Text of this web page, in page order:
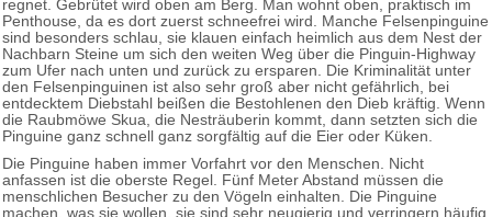
regnet. Gebrütet wird oben am Berg. Man wohnt oben, praktisch im
Penthouse, da es dort zuerst schneefrei wird. Manche Felsenpinguine
sind besonders schlau, sie klauen einfach heimlich aus dem Nest der
Nachbarn Steine um sich den weiten Weg über die Pinguin-Highway
zum Ufer nach unten und zurück zu ersparen. Die Kriminalität unter
den Felsenpinguinen ist also sehr groß aber nicht gefährlich, bei
entdecktem Diebstahl beißen die Bestohlenen den Dieb kräftig. Wenn
die Raubmöwe Skua, die Nesträuberin kommt, dann setzten sich die
Pinguine ganz schnell ganz sorgfältig auf die Eier oder Küken.
Die Pinguine haben immer Vorfahrt vor den Menschen. Nicht
anfassen ist die oberste Regel. Fünf Meter Abstand müssen die
menschlichen Besucher zu den Vögeln einhalten. Die Pinguine
machen, was sie wollen, sie sind sehr neugierig und verringern häufig